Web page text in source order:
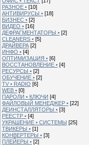
РАЗНОЕ • [10]
АНТИВИРУСЫ • [18]
БИЗНЕС • [2]
ВИДЕО • [16]
ДЕФРАГМЕНТАТОРЫ • [2]
CLEANERS • [5]
ДРАЙВЕРА [2]
ИНФО • [4]
ОПТИМИЗАЦИЯ • [6]
ВОССТАНОВЛЕНИЕ • [4]
РЕСУРСЫ • [2]
ОБУЧЕНИЕ • [2]
TV • RADIO [6]
WEB • [0]
ПАРОЛИ • КЛЮЧИ [4]
ФАЙЛОВЫЙ МЕНЕДЖЕР • [22]
ДЕИНСТАЛЛЯТОРЫ • [3]
РЕЕСТР • [4]
УКРАШЕНИЕ • СИСТЕМЫ [25]
ТВИКЕРЫ • [1]
КОНВЕРТЕРЫ • [3]
ПЛЕЙЕРЫ • [2]